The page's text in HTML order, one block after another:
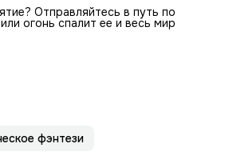
Отправляйтесь в путь по
огонь спалит ее и весь мир
фэнтези